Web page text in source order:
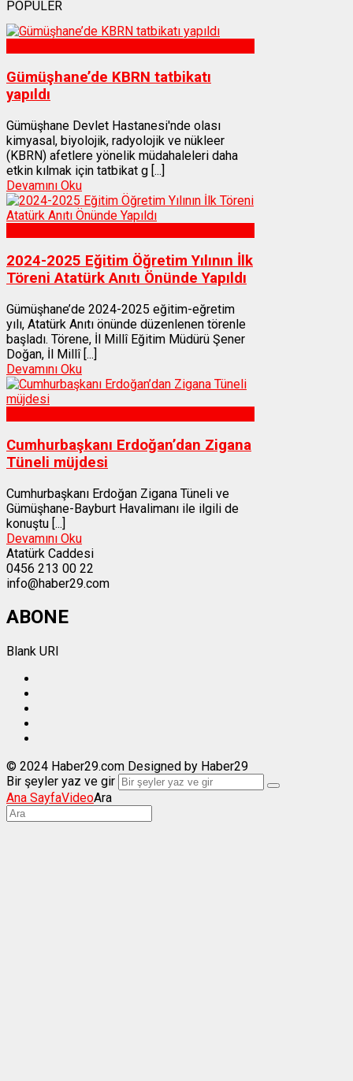
POPÜLER
Gümüşhane’de KBRN tatbikatı
yapıldı
Gümüşhane Devlet Hastanesi'nde olası
kimyasal, biyolojik, radyolojik ve nükleer
(KBRN) afetlere yönelik müdahaleleri daha
etkin kılmak için tatbikat g [...]
Devamını Oku
2024-2025 Eğitim Öğretim Yılının İlk
Töreni Atatürk Anıtı Önünde Yapıldı
Gümüşhane’de 2024-2025 eğitim-eğretim
yılı, Atatürk Anıtı önünde düzenlenen törenle
başladı. Törene, İl Millî Eğitim Müdürü Şener
Doğan, İl Millî [...]
Devamını Oku
Cumhurbaşkanı Erdoğan’dan Zigana
Tüneli müjdesi
Cumhurbaşkanı Erdoğan Zigana Tüneli ve
Gümüşhane-Bayburt Havalimanı ile ilgili de
konuştu [...]
Devamını Oku
Atatürk Caddesi
0456 213 00 22
info@haber29.com
ABONE
Blank URI
© 2024 Haber29.com Designed by Haber29
Bir şeyler yaz ve gir
Ana SayfaVideoAra